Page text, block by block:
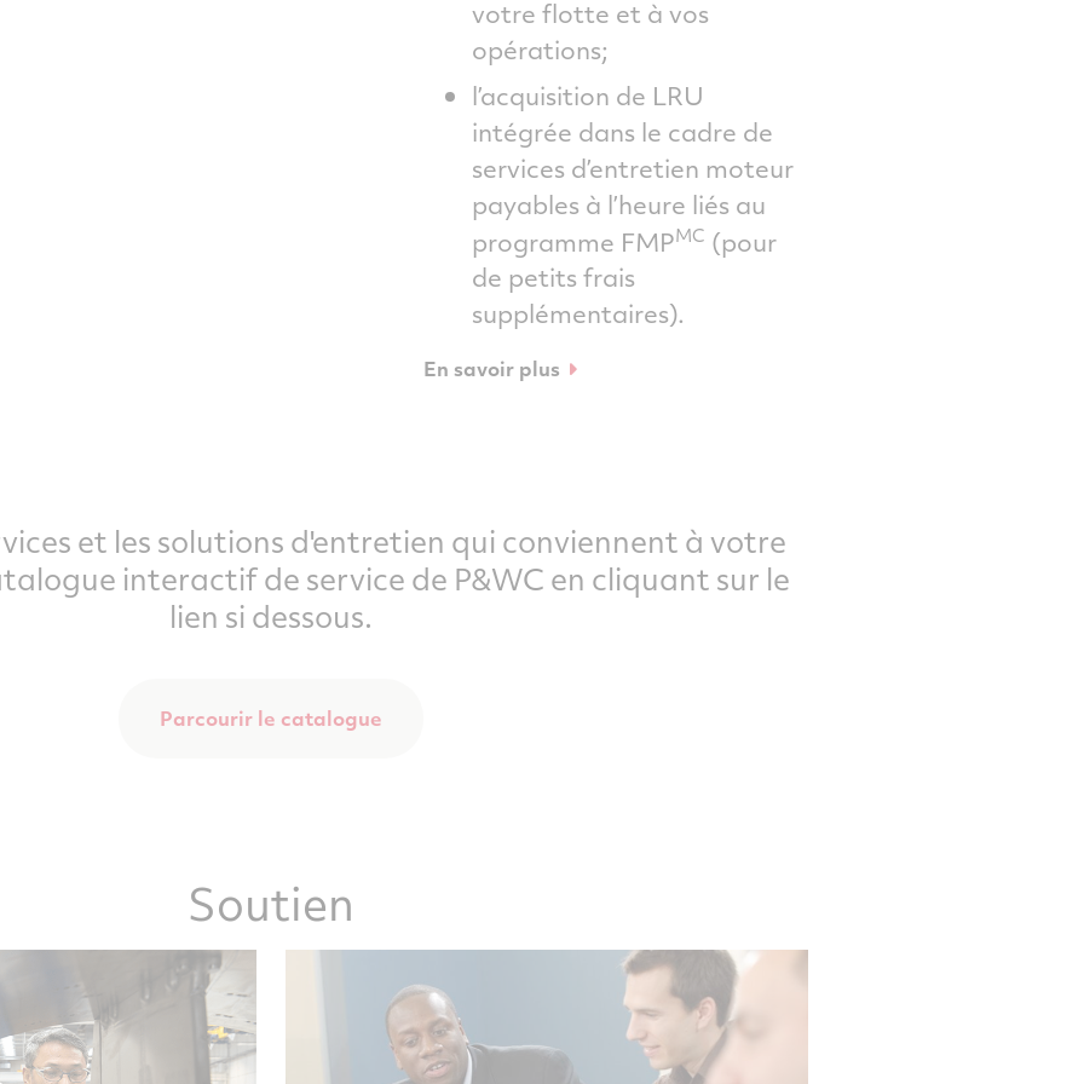
votre flotte et à vos
opérations;
l’acquisition de LRU
intégrée dans le cadre de
services d’entretien moteur
payables à l’heure liés au
programme FMPMC (pour
de petits frais
supplémentaires).
En savoir plus
et les solutions d'entretien qui conviennent à votre
interactif de service de P&WC en cliquant sur le
lien si dessous.
Parcourir le catalogue
Soutien